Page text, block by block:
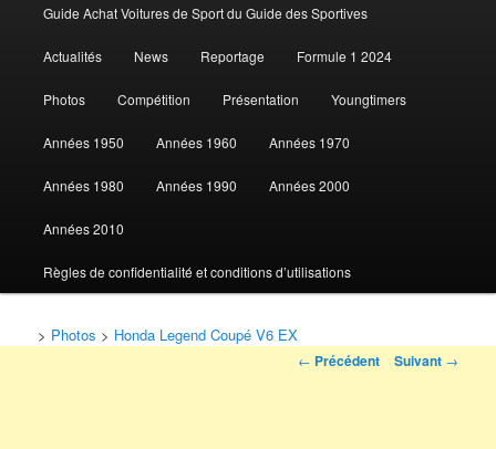
au
contenu
Guide Achat Voitures de Sport du Guide des Sportives
Actualités News Reportage Formule 1 2024
Photos Compétition Présentation Youngtimers
Années 1950 Années 1960 Années 1970
Années 1980 Années 1990 Années 2000
Années 2010
Règles de confidentialité et conditions d’utilisations
> Photos > Honda Legend Coupé V6 EX
Navigation
← Précédent Suivant →